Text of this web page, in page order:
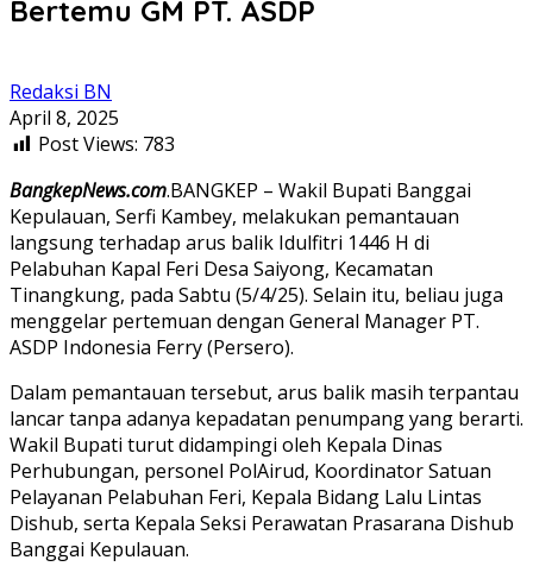
Bertemu GM PT. ASDP
Redaksi BN
April 8, 2025
Post Views: 783
BangkepNews.com.BANGKEP – Wakil Bupati Banggai
Kepulauan, Serfi Kambey, melakukan pemantauan
langsung terhadap arus balik Idulfitri 1446 H di
Pelabuhan Kapal Feri Desa Saiyong, Kecamatan
Tinangkung, pada Sabtu (5/4/25). Selain itu, beliau juga
menggelar pertemuan dengan General Manager PT.
ASDP Indonesia Ferry (Persero).
Dalam pemantauan tersebut, arus balik masih terpantau
lancar tanpa adanya kepadatan penumpang yang berarti.
Wakil Bupati turut didampingi oleh Kepala Dinas
Perhubungan, personel PolAirud, Koordinator Satuan
Pelayanan Pelabuhan Feri, Kepala Bidang Lalu Lintas
Dishub, serta Kepala Seksi Perawatan Prasarana Dishub
Banggai Kepulauan.